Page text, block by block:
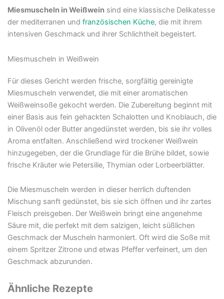
Miesmuscheln in Weißwein sind eine klassische Delikatesse
der mediterranen und französischen Küche, die mit ihrem
intensiven Geschmack und ihrer Schlichtheit begeistert.
Miesmuscheln in Weißwein
Für dieses Gericht werden frische, sorgfältig gereinigte
Miesmuscheln verwendet, die mit einer aromatischen
Weißweinsoße gekocht werden. Die Zubereitung beginnt mit
einer Basis aus fein gehackten Schalotten und Knoblauch, die
in Olivenöl oder Butter angedünstet werden, bis sie ihr volles
Aroma entfalten. Anschließend wird trockener Weißwein
hinzugegeben, der die Grundlage für die Brühe bildet, sowie
frische Kräuter wie Petersilie, Thymian oder Lorbeerblätter.
Die Miesmuscheln werden in dieser herrlich duftenden
Mischung sanft gedünstet, bis sie sich öffnen und ihr zartes
Fleisch preisgeben. Der Weißwein bringt eine angenehme
Säure mit, die perfekt mit dem salzigen, leicht süßlichen
Geschmack der Muscheln harmoniert. Oft wird die Soße mit
einem Spritzer Zitrone und etwas Pfeffer verfeinert, um den
Geschmack abzurunden.
Ähnliche Rezepte